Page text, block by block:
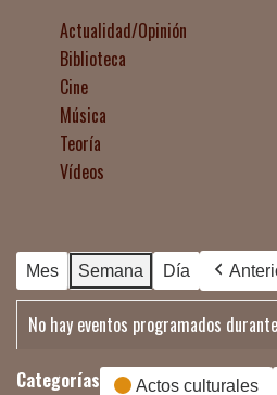
Actualidad/Opinión
Biblioteca
Cine
Música
Teoría
Vídeos
Mes Semana Día
No hay eventos programados
Categorías Actos culturales